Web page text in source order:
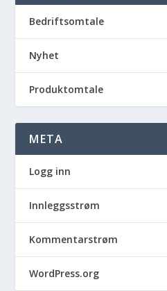
Bedriftsomtale
Nyhet
Produktomtale
META
Logg inn
Innleggsstrøm
Kommentarstrøm
WordPress.org